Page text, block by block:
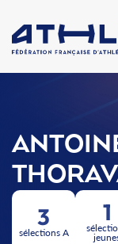
3
sélections A
1